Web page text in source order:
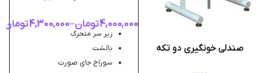
صندلی خونگیری دو تکه
4,000,000تومان–
4,300,000تومان
زیر سر متحرک
بالشت
سوراخ جای صورت